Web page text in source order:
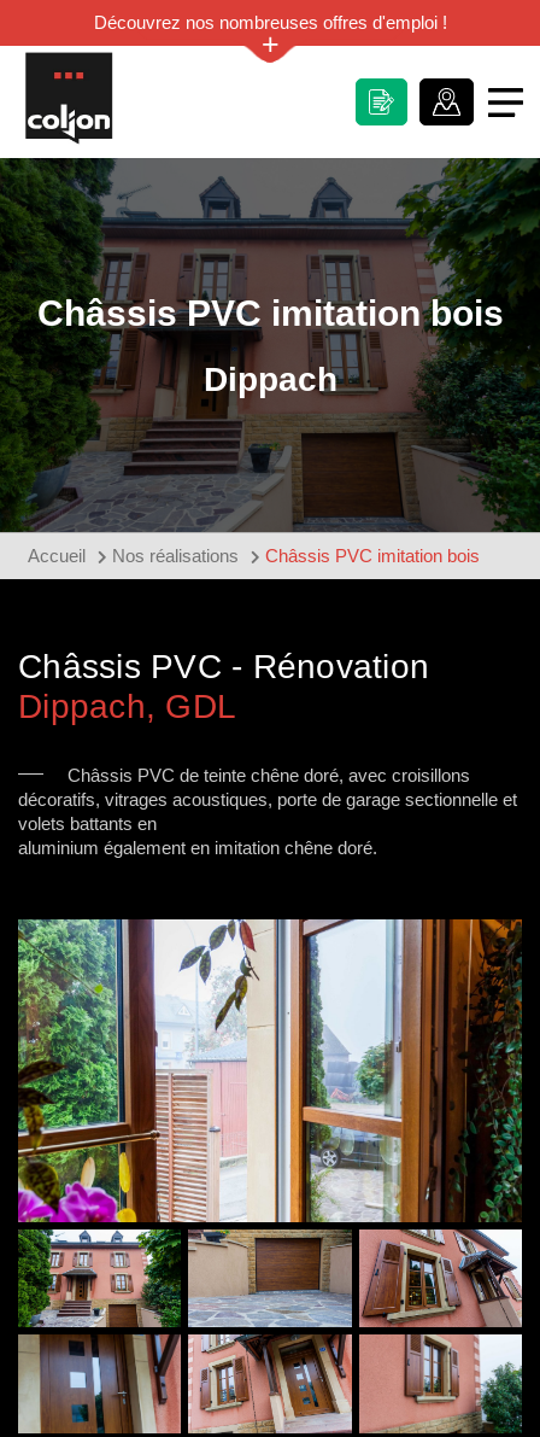
Découvrez nos nombreuses offres d'emploi !
+
Châssis PVC imitation bois
Dippach
Accueil Nos réalisations Châssis PVC imitation bois
Châssis PVC - Rénovation
Dippach, GDL
Châssis PVC de teinte chêne doré, avec croisillons
décoratifs, vitrages acoustiques, porte de garage sectionnelle et
volets battants en
aluminium également en imitation chêne doré.